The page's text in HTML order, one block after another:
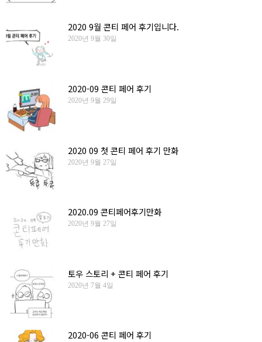
2020 9월 콘티 페어 후기입니다.
2020년 9월 30일
2020-09 콘티 페어 후기
2020년 9월 29일
2020 09 첫 콘티 페어 후기 만화
2020년 9월 27일
2020.09 콘티페어후기만화
2020년 9월 27일
토우 스토리 + 콘티 페어 후기
2020년 7월 4일
2020-06 콘티 페어 후기